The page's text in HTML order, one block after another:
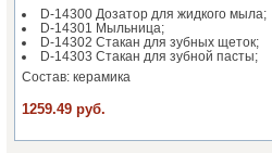
D-14300 Дозатор для жидкого
D-14301 Мыльница;
D-14302 Стакан для зубных
D-14303 Стакан для зубной
Состав: керамика
1259.49 руб.